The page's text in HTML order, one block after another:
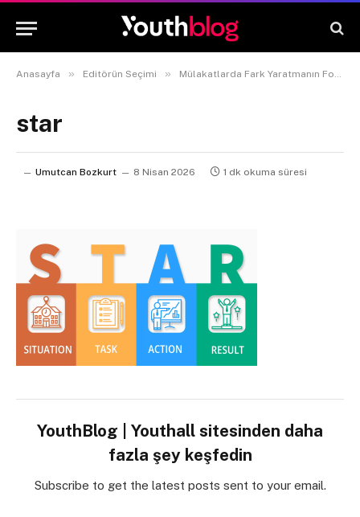
Anasayfa » Editörün Seçimi » Mülakatlarda Fark Yaratmanın Formülü: STAR Tekniği
star
Umutcan Bozkurt 8 Nisan 2026 1 dk okuma süresi
YouthBlog | Youthall sitesinden daha
fazla şey keşfedin
Subscribe to get the latest posts sent to your email.